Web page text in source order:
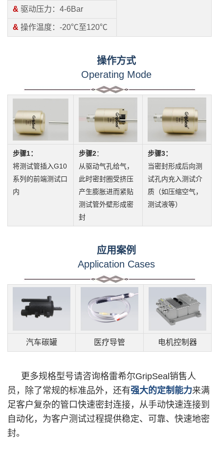
& 驱动压力：4-6Bar
& 操作温度：-20℃至120℃
操作方式
Operating Mode
步骤1：
将测试管插入G10
系列的前端测试口
内
步骤2：
从驱动气孔给气，
此时密封圈受挤压
产生膨胀进而紧贴
测试管外壁形成密
封
步骤3：
当密封形成后向测
试孔内充入测试介
质（如压缩空气，
测试液等）
应用案例
Application Cases
汽车碳罐 医疗导管 电机控制器
更多规格型号请咨询格雷希尔GripSeal销售人
员，除了常规的标准品外，还有强大的定制能力来满
足客户复杂的管口快速密封连接，从手动快速连接到
自动化，为客户测试过程提供稳定、可靠、快速地密
封。